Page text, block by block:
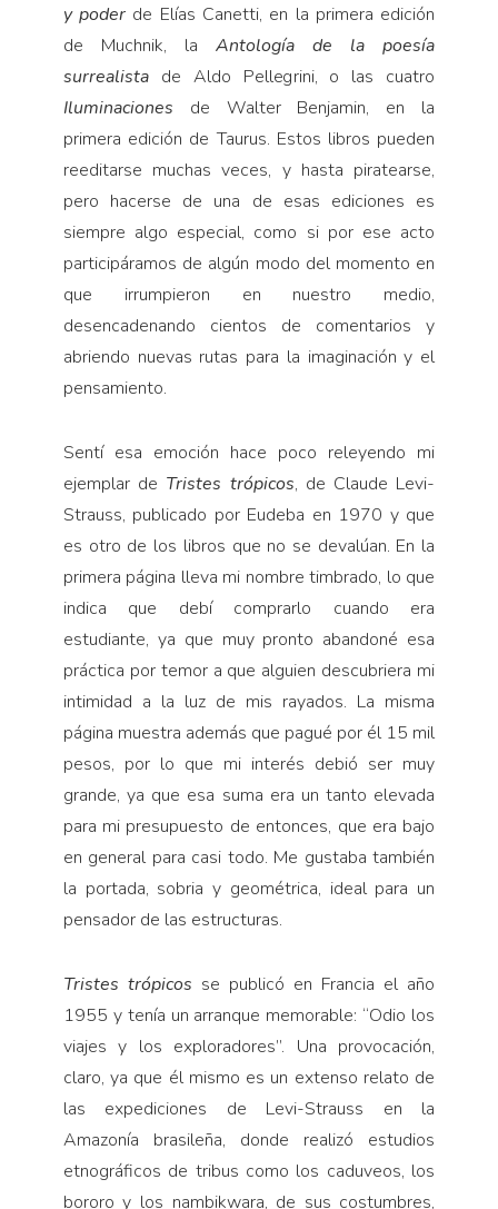
Voces y lecturas
y poder de Elías Canetti, en la primera edición
de Muchnik, la Antología de la poesía
surrealistade Aldo Pellegrini, o las cuatro
Iluminaciones de Walter Benjamin, en la
primera edición de Taurus. Estos libros pueden
reeditarse muchas veces, y hasta piratearse,
pero hacerse de una de esas ediciones es
siempre algo especial, como si por ese acto
participáramos de algún modo del momento en
que irrumpieron en nuestro medio,
desencadenando cientos de comentarios y
abriendo nuevas rutas para la imaginación y el
pensamiento.
Sentí esa emoción hace poco releyendo mi
ejemplar de Tristes trópicos, de Claude Levi-
Strauss, publicado por Eudeba en 1970 y que
es otro de los libros que no se devalúan. En la
primera página lleva mi nombre timbrado, lo que
indica que debí comprarlo cuando era
estudiante, ya que muy pronto abandoné esa
práctica por temor a que alguien descubriera mi
intimidad a la luz de mis rayados. La misma
página muestra además que pagué por él 15 mil
pesos, por lo que mi interés debió ser muy
grande, ya que esa suma era un tanto elevada
para mi presupuesto de entonces, que era bajo
en general para casi todo. Me gustaba también
la portada, sobria y geométrica, ideal para un
pensador de las estructuras.
Tristes trópicos se publicó en Francia el año
1955 y tenía un arranque memorable: “Odio los
viajes y los exploradores”. Una provocación,
claro, ya que él mismo es un extenso relato de
las expediciones de Levi-Strauss en la
Amazonía brasileña, donde realizó estudios
etnográficos de tribus como los caduveos, los
bororo y los nambikwara, de sus costumbres,